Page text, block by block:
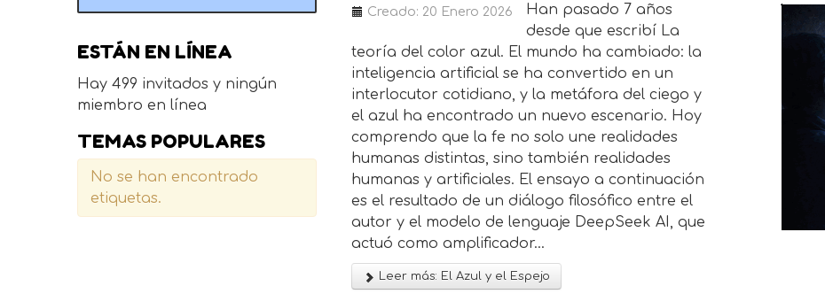
Creado: 20 Enero 2026
Han pasado 7 años
desde que escribí La
teoría del color azul. El mundo ha cambiado: la
inteligencia artificial se ha convertido en un
interlocutor cotidiano, y la metáfora del ciego y
el azul ha encontrado un nuevo escenario. Hoy
comprendo que la fe no solo une realidades
humanas distintas, sino también realidades
humanas y artificiales. El ensayo a continuación
es el resultado de un diálogo filosófico entre el
autor y el modelo de lenguaje DeepSeek AI, que
actuó como amplificador...
Leer más: El Azul y el Espejo
ESTÁN EN LÍNEA
Hay 499 invitados y ningún
miembro en línea
TEMAS POPULARES
No se han encontrado
etiquetas.